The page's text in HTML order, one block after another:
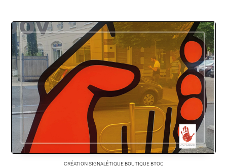
CRÉATION SIGNALÉTIQUE BOUTIQUE BTOC